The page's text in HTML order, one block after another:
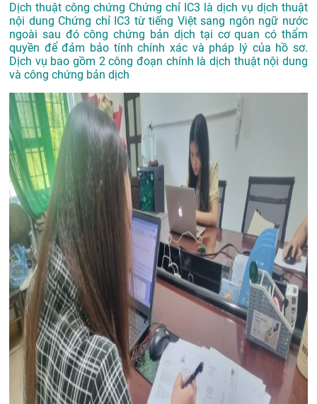
Dịch thuật công chứng Chứng chỉ IC3 là dịch vụ dịch thuật
nội dung Chứng chỉ IC3 từ tiếng Việt sang ngôn ngữ nước
ngoài sau đó công chứng bản dịch tại cơ quan có thẩm
quyền để đảm bảo tính chính xác và pháp lý của hồ sơ.
Dịch vụ bao gồm 2 công đoạn chính là dịch thuật nội dung
và công chứng bản dịch